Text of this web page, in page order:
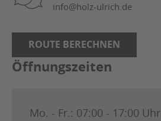
info@holz-ulrich.de
ROUTE BERECHNEN
Öffnungszeiten
Mo. - Fr.: 07:00 - 17:00 Uhr